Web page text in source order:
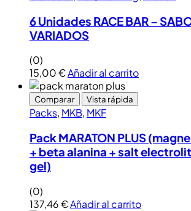
6 Unidades RACE BAR –
VARIADOS
(0)
15,00€Añadir al carrito
Comparar Vista rápida
Packs, MKB, MKF
Pack MARATON PLUS
+ beta alanina + salt
gel)
(0)
137,46€Añadir al carrito